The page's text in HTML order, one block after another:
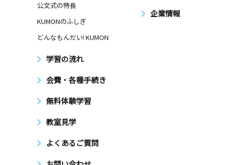
公文式の特長
KUMONのふしぎ
どんなもんだい! KUMON
学習の流れ
会費・各種手続き
無料体験学習
教室見学
よくあるご質問
企業情報